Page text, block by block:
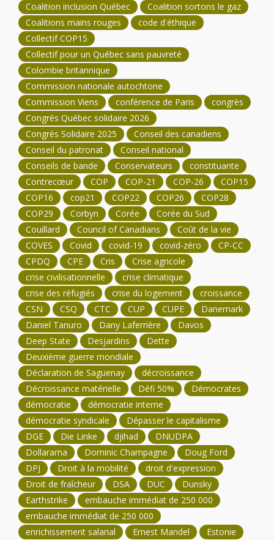
Coalition inclusion Québec
Coalition sortons le gaz
Coalitions mains rouges
code d'éthique
Collectif COP15
Collectif pour un Québec sans pauvreté
Colombie britannique
Commission nationale autochtone
Commission Viens
conférence de Paris
congrès
Congrès Québec solidaire 2026
Congrès Solidaire 2025
Conseil des canadiens
Conseil du patronat
Conseil national
Conseils de bande
Conservateurs
constituante
Contrecœur
COP COP-21 COP-26
COP15
COP16
cop21 COP22 COP26
COP28
COP29
Corbyn Corée
Corée du Sud
Couillard
Council of Canadians
Coût de la vie
COVES
Covid covid-19 covid-zéro
CP-CC
CPDQ
CPE Cris
Crise agricole
crise civilisationnelle
crise climatique
crise des réfugiés
crise du logement
croissance
CSN
CSQ CTC CUP CUPE
Danemark
Daniel Tanuro
Dany Laferrière
Davos
Deep State
Desjardins
Dette
Deuxième guerre mondiale
Déclaration de Saguenay
décroissance
Décroissance matérielle
Défi 50%
Démocrates
démocratie
démocratie interne
démocratie syndicale
Dépasser le capitalisme
DGE
Die Linke djihad
DNUDPA
Dollarama
Dominic Champagne
Doug Ford
DPJ
Droit à la mobilité
droit d'expression
Droit de fraîcheur
DSA DUC
Dunsky
Earthstrike
embauche immédiat de 250 000
embauche immédiat de 250 000
enrichissement salarial
Ernest Mandel
Estonie